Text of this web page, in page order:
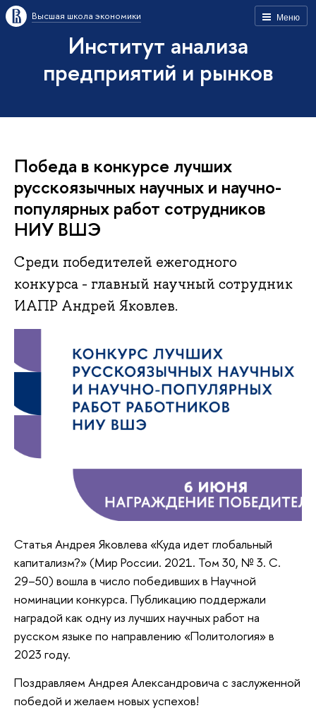
Меню
Высшая школа экономики
Институт анализа
предприятий и рынков
Победа в конкурсе лучших
русскоязычных научных и научно-
популярных работ сотрудников
НИУ ВШЭ
Среди победителей ежегодного
конкурса - главный научный сотрудник
ИАПР Андрей Яковлев.
Статья Андрея Яковлева «Куда идет глобальный
капитализм?» (Мир России. 2021. Том 30, № 3. С.
29–50) вошла в число победивших в Научной
номинации конкурса. Публикацию поддержали
наградой как одну из лучших научных работ на
русском языке по направлению «Политология» в
2023 году.
Поздравляем Андрея Александровича с заслуженной
победой и желаем новых успехов!